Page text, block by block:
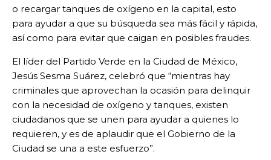
o recargar tanques de oxígeno en la capital, esto
para ayudar a que su búsqueda sea más fácil y rápida,
así como para evitar que caigan en posibles fraudes.
El líder del Partido Verde en la Ciudad de México,
Jesús Sesma Suárez, celebró que “mientras hay
criminales que aprovechan la ocasión para delinquir
con la necesidad de oxígeno y tanques, existen
ciudadanos que se unen para ayudar a quienes lo
requieren, y es de aplaudir que el Gobierno de la
Ciudad se una a este esfuerzo”.